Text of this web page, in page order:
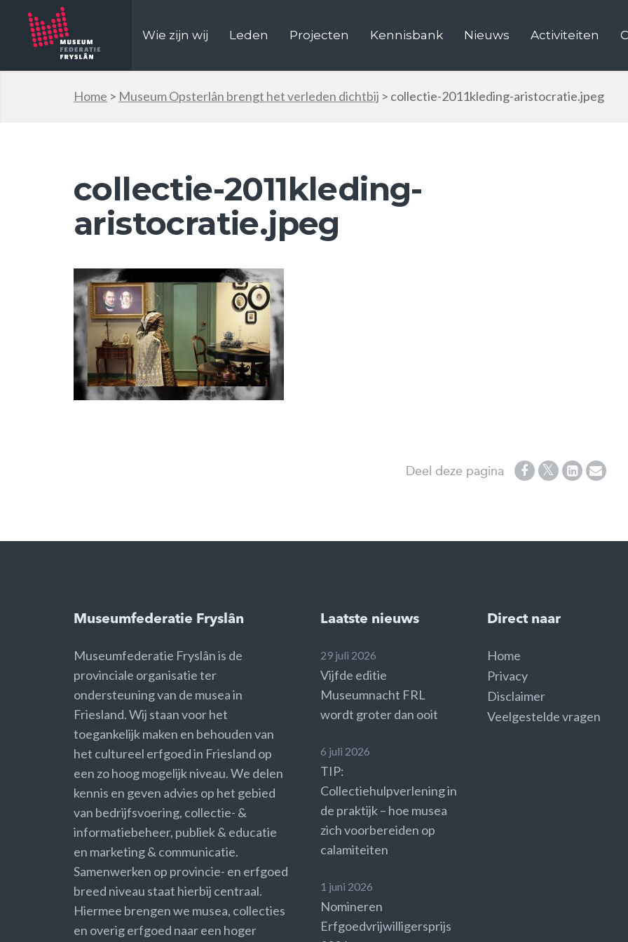
Wie zijn wij Leden Projecten Kennisbank Nieuws Activiteiten
Home > Museum Opsterlân brengt het verleden dichtbij > collectie-2011kleding-aristocratie.jpeg
collectie-2011kleding-
aristocratie.jpeg
Deel deze pagina
Museumfederatie Fryslân
Museumfederatie Fryslân is de
provinciale organisatie ter
ondersteuning van de musea in
Friesland. Wij staan voor het
toegankelijk maken en behouden van
het cultureel erfgoed in Friesland op
een zo hoog mogelijk niveau. We delen
kennis en geven advies op het gebied
van bedrijfsvoering, collectie- &
informatiebeheer, publiek & educatie
en marketing & communicatie.
Samenwerken op provincie- en erfgoed
breed niveau staat hierbij centraal.
Hiermee brengen we musea, collecties
en overig erfgoed naar een hoger
Laatste nieuws
29 juli 2026
Vijfde editie
Museumnacht FRL
wordt groter dan ooit
6 juli 2026
TIP:
Collectiehulpverlening in
de praktijk – hoe musea
zich voorbereiden op
calamiteiten
1 juni 2026
Nomineren
Erfgoedvrijwilligersprijs
Direct naar
Home
Privacy
Disclaimer
Veelgestelde vragen